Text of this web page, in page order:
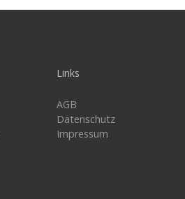
Links
AGB
Datenschutz
Impressum